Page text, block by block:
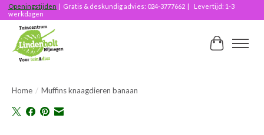
Openingstijden | Gratis & deskundig advies: 024-3777662 | Levertijd: 1-3
werkdagen
Home / Muffins knaagdieren banaan